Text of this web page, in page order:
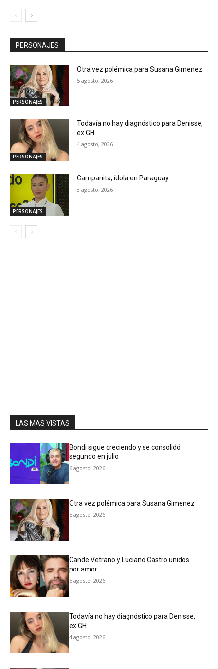
PERSONAJES
PERSONAJES
Otra vez polémica para Susana Gimenez
5 agosto, 2026
PERSONAJES
Todavía no hay diagnóstico para Denisse,
ex GH
4 agosto, 2026
PERSONAJES
Campanita, ídola en Paraguay
3 agosto, 2026
LAS MAS VISTAS
Bondi sigue creciendo y se consolidó
segundo en julio
6 agosto, 2026
Otra vez polémica para Susana Gimenez
5 agosto, 2026
Cande Vetrano y Luciano Castro unidos
por amor
5 agosto, 2026
Todavía no hay diagnóstico para Denisse,
ex GH
4 agosto, 2026